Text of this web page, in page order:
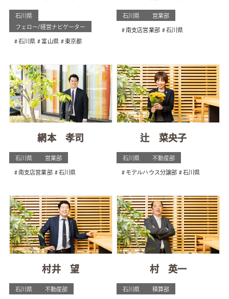
石川県
フェロー/経営ナビゲーター
石川県 富山県 東京都
石川県 営業部
南支店営業部 石川県
網本 孝司
石川県 営業部
南支店営業部 石川県
辻 菜央子
石川県 不動産部
モデルハウス分譲部 石川県
村井 望
石川県 不動産部
村 英一
石川県 積算部